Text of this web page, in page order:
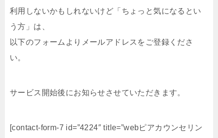
利用しないかもしれないけど「ちょっと気になるとい
う方」は、
以下のフォームよりメールアドレスをご登録くださ
い。
サービス開始後にお知らせさせていただきます。
[contact-form-7 id=”4224″ title=”webピアカウンセリン